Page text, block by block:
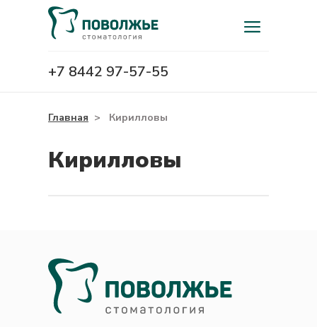
+7 8442 97-57-55
Главная > Кирилловы
Кирилловы